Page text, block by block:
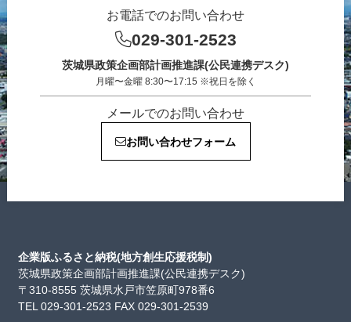
お電話でのお問い合わせ
029-301-2523
茨城県政策企画部計画推進課(公民連携デスク)
月曜〜金曜 8:30〜17:15 ※祝日を除く
メールでのお問い合わせ
お問い合わせフォーム
企業版ふるさと納税(地方創生応援税制)
茨城県政策企画部計画推進課(公民連携デスク)
〒310-8555 茨城県水戸市笠原町978番6
TEL 029-301-2523 FAX 029-301-2539